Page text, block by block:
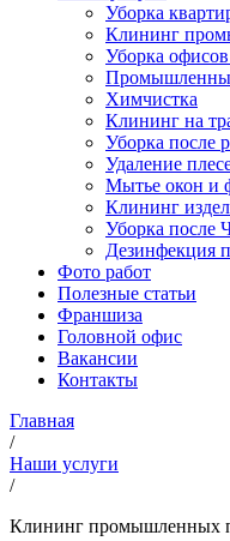
Уборка
Клининг
Уборка
Химчистка
Клининг на
Уборка после
Удаление
Мытье окон и
Клининг
Уборка после
Дезинфекция
Фото работ
Полезные статьи
Франшиза
Головной офис
Вакансии
Контакты
Главная
/
Наши услуги
/
Клининг промышленных